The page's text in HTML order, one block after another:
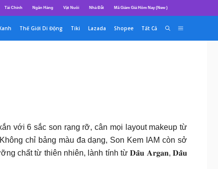
Tài Chính Ngân Hàng Vật Nuôi Nhà Đất Mã Giảm Giá Hôm Nay (New )
Thế Giới Di Động Tiki Lazada Shopee Tất Cả
với 6 sắc son rạng rỡ, cân mọi layout makeup từ
chỉ bảng màu đa dạng, Son Kem IAM còn sở
chất từ thiên nhiên, lành tính từ 𝐃𝐚̂̀𝐮 𝐀𝐫𝐠𝐚𝐧, 𝐃𝐚̂̀𝐮